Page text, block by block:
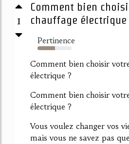
1
Comment bien
chauffage électrique
Pertinence
51%
Comment bien choisir
électrique ?
Comment bien choisir
électrique ?
Vous voulez changer vos
mais vous ne savez pas